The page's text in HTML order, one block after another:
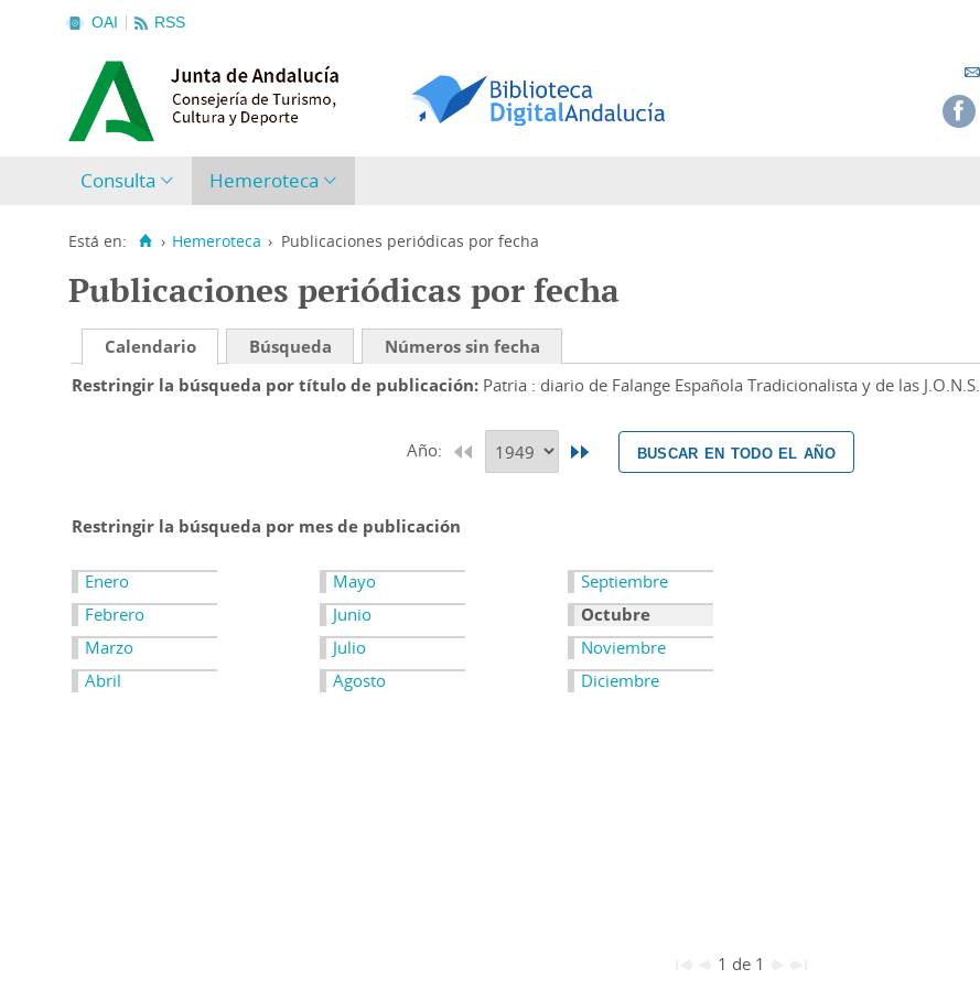
OAI RSS
Consulta Hemeroteca
Está en: › Hemeroteca › Publicaciones periódicas por fecha
Publicaciones periódicas por fecha
Calendario Búsqueda
Números sin fecha
Restringir la búsqueda por título de publicación Patria : diario de Falange Española Tradicionalista y de las J.O.N.S.
Año: buscar en todo el año
Restringir la búsqueda por mes de publicación
Enero
Febrero
Marzo
Abril
Mayo
Junio
Julio
Agosto
Septiembre
Octubre
Noviembre
Diciembre
1 de 1